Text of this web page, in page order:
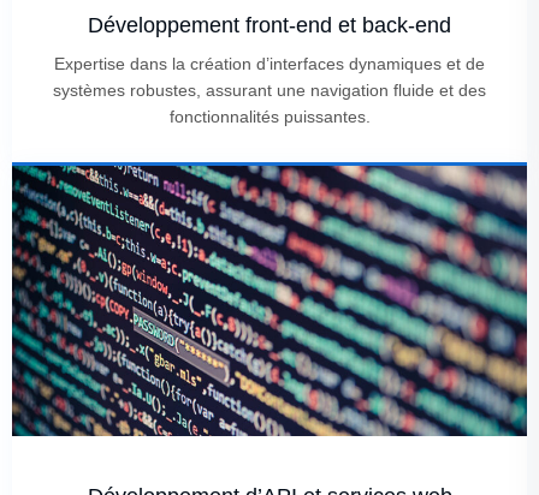
Développement front-end et back-end
Expertise dans la création d’interfaces dynamiques et de
systèmes robustes, assurant une navigation fluide et des
fonctionnalités puissantes.